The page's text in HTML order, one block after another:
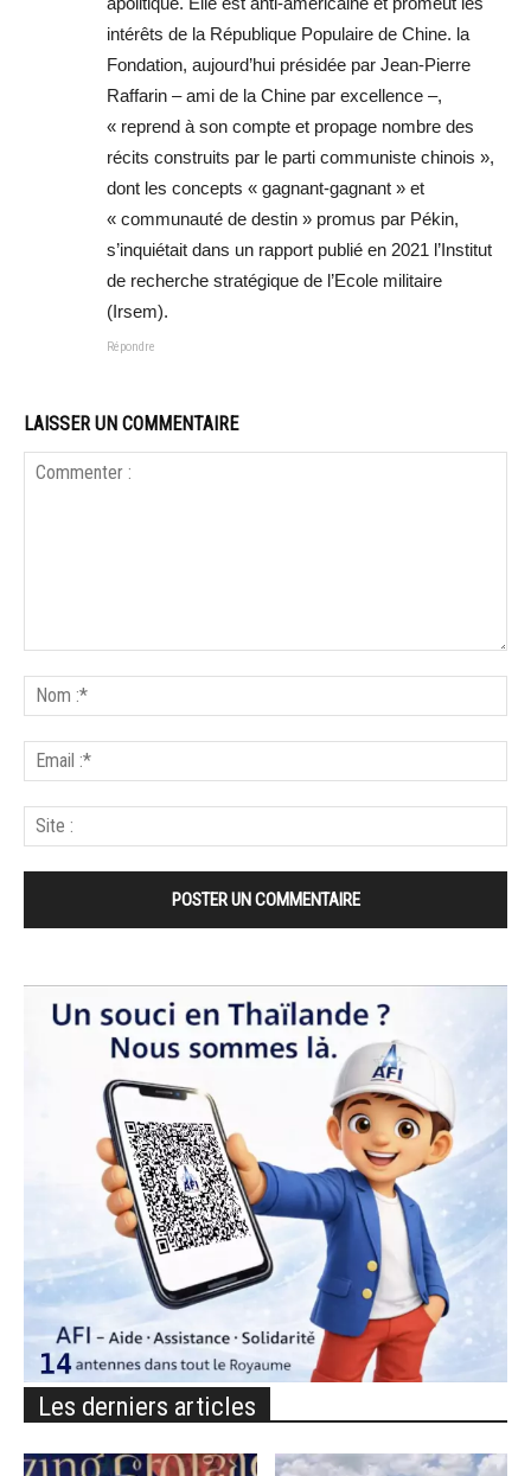
intérêts de la République Populaire de Chine. la
Fondation, aujourd’hui présidée par Jean-Pierre
Raffarin – ami de la Chine par excellence –,
« reprend à son compte et propage nombre des
récits construits par le parti communiste chinois »,
dont les concepts « gagnant-gagnant » et
« communauté de destin » promus par Pékin,
s’inquiétait dans un rapport publié en 2021 l’Institut
de recherche stratégique de l’Ecole militaire
(Irsem).
Répondre
LAISSER UN COMMENTAIRE
Les derniers articles